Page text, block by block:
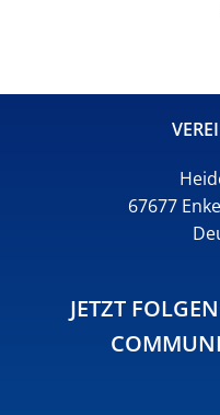
67677
JETZT